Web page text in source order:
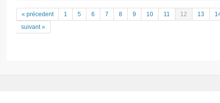
« précedent 1 5 6 7 8 9 10 11 12 13
suivant »